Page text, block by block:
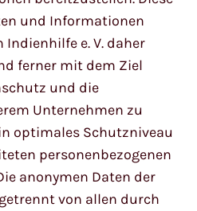
und Informationen
Indienhilfe e. V. daher
ferner mit dem Ziel
und die
Unternehmen zu
optimales Schutzniveau
personenbezogenen
anonymen Daten der
von allen durch